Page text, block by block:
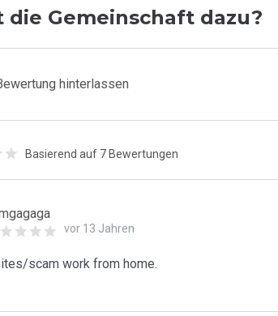
die Gemeinschaft dazu?
hinterlassen
Basierend auf 7 Bewertungen
vor 13 Jahren
scam work from home.